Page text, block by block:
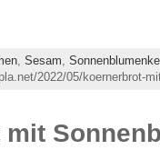
Sesam
2022/05/koernerbrot-